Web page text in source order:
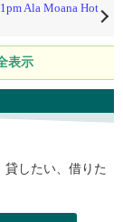
Ala Moana Hot
表示
したい、借りた